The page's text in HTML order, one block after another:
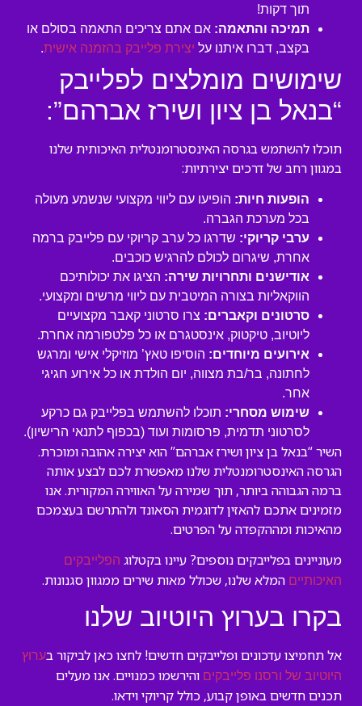
תוך דקות!
תמיכה והתאמה: אם אתם צריכים התאמה בסולם או
בקצב, דברו איתנו על יצירת פלייבק בהזמנה אישית.
שימושים מומלצים לפלייבק
“בנאל בן ציון ושירז אברהם”:
תוכלו להשתמש בגרסה האינסטרומנטלית האיכותית שלנו
במגוון רחב של דרכים יצירתיות:
הופעות חיות: הופיעו עם ליווי מקצועי שנשמע מעולה
בכל מערכת הגברה.
ערבי קריוקי: שדרגו כל ערב קריוקי עם פלייבק ברמה
אחרת, שיגרום לכולם להרגיש כוכבים.
אודישנים ותחרויות שירה: הציגו את יכולותיכם
הווקאליות בצורה המיטבית עם ליווי מרשים ומקצועי.
סרטונים וקאברים: צרו סרטוני קאבר מקצועיים
ליוטיוב, טיקטוק, אינסטגרם או כל פלטפורמה אחרת.
אירועים מיוחדים: הוסיפו טאץ’ מוזיקלי אישי ומרגש
לחתונה, בר/בת מצווה, יום הולדת או כל אירוע חגיגי
אחר.
שימוש מסחרי: תוכלו להשתמש בפלייבק גם כרקע
לסרטוני תדמית, פרסומות ועוד (בכפוף לתנאי הרישיון).
השיר “בנאל בן ציון ושירז אברהם” הוא יצירה אהובה ומוכרת.
הגרסה האינסטרומנטלית שלנו מאפשרת לכם לבצע אותה
ברמה הגבוהה ביותר, תוך שמירה על האווירה המקורית. אנו
מזמינים אתכם להאזין לדוגמית הסאונד ולהתרשם בעצמכם
מהאיכות ומההקפדה על הפרטים.
מעוניינים בפלייבקים נוספים? עיינו בקטלוג הפלייבקים
האיכותיים המלא שלנו, שכולל מאות שירים ממגוון סגנונות.
בקרו בערוץ היוטיוב שלנו
אל תחמיצו עדכונים ופלייבקים חדשים! לחצו כאן לביקור בערוץ
היוטיוב של ורסנו פלייבקים והירשמו כמנויים. אנו מעלים
תכנים חדשים באופן קבוע, כולל קריוקי וידאו.